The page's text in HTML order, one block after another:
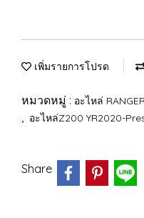
เพิ่มรายการโปรด
หมวดหมู่ : อะไหล่
, อะไหล่Z200 YR2020-
Share